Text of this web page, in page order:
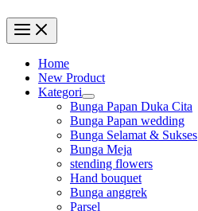
Home
New Product
Kategori
Bunga Papan Duka Cita
Bunga Papan wedding
Bunga Selamat & Sukses
Bunga Meja
stending flowers
Hand bouquet
Bunga anggrek
Parsel